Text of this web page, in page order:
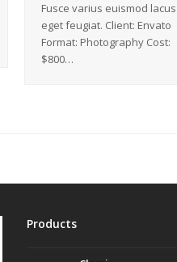
Fusce varius euismod lacus
eget feugiat. Client: Envato
Format: Photography Cost:
$800…
Products